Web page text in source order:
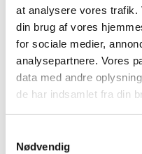
at analysere vores trafik.
din brug af vores
for sociale medier,
analysepartnere. Vores
data med andre
de har indsamlet fra din
Nødvendig
og du er også
komme hver mandag.
Vi mødes hver
ikke i skolernes ferie.
møde op.
tlf. 23466943